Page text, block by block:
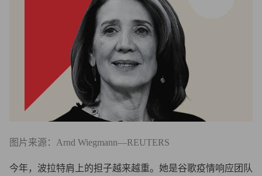
图片来源：Arnd Wiegmann—REUTERS
今年，波拉特肩上的担子越来越重。她是谷歌疫情响应团队